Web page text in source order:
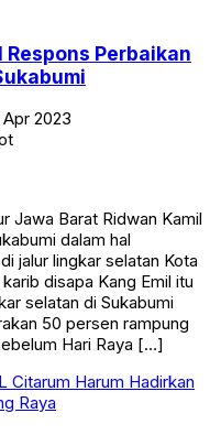
Respons Perbaikan
2023
Jawa Barat Ridwan Kamil
dalam hal
jalur lingkar selatan Kota
disapa Kang Emil itu
selatan di Sukabumi
50 persen rampung
Hari Raya […]